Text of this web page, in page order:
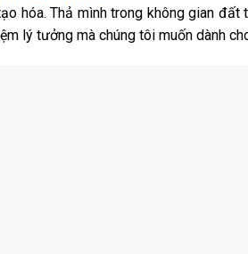
hóa. Thả mình trong không gian đất
lý tưởng mà chúng tôi muốn dành